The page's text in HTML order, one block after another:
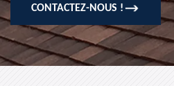
CONTACTEZ-NOUS !